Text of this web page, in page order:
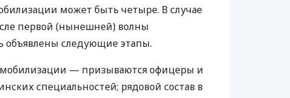
может быть четыре. В случае
первой (нынешней) волны
объявлены следующие этапы.
мобилизации — призываются офицеры и
специальностей; рядовой состав в